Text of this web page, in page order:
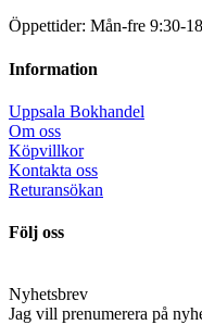
Öppettider: Mån-fre 9:30-
Information
Uppsala Bokhandel
Om oss
Köpvillkor
Kontakta oss
Returansökan
Följ oss
Nyhetsbrev
Jag vill prenumerera på